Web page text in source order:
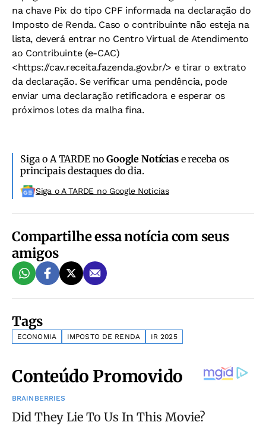
na chave Pix do tipo CPF informada na declaração do
Imposto de Renda. Caso o contribuinte não esteja na
lista, deverá entrar no Centro Virtual de Atendimento
ao Contribuinte (e-CAC)
<https://cav.receita.fazenda.gov.br/> e tirar o extrato
da declaração. Se verificar uma pendência, pode
enviar uma declaração retificadora e esperar os
próximos lotes da malha fina.
Siga o A TARDE noGoogle Notíciase receba os
principais destaques do dia.
Siga o A TARDE no Google Noticias
Compartilhe essa notícia com seus
amigos
Tags
ECONOMIA IMPOSTO DE RENDA IR 2025